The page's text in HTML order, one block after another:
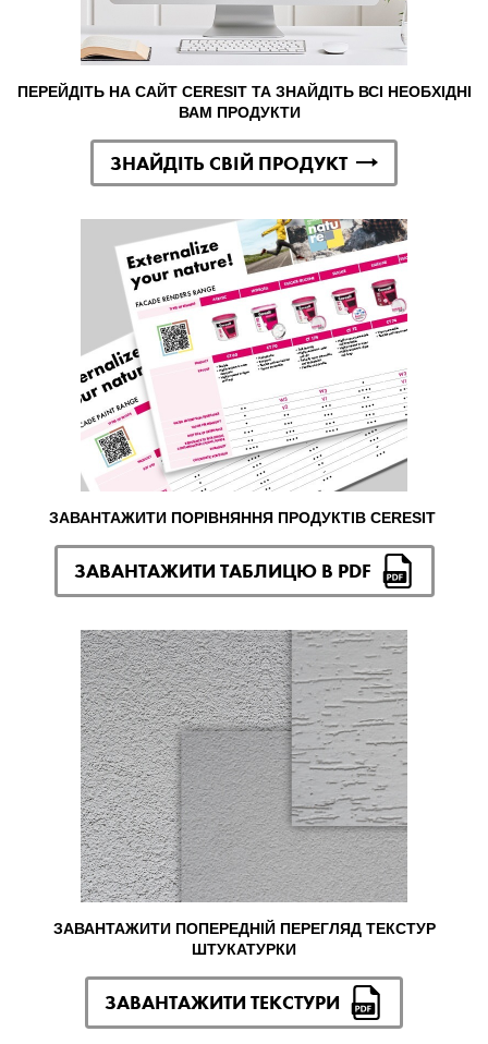
ПЕРЕЙДІТЬ НА САЙТ CERESIT ТА ЗНАЙДІТЬ ВСІ НЕОБХІДНІ
ВАМ ПРОДУКТИ
ЗНАЙДІТЬ СВІЙ ПРОДУКТ
ЗАВАНТАЖИТИ ПОРІВНЯННЯ ПРОДУКТІВ CERESIT
ЗАВАНТАЖИТИ ТАБЛИЦЮ В PDF
ЗАВАНТАЖИТИ ПОПЕРЕДНІЙ ПЕРЕГЛЯД ТЕКСТУР
ШТУКАТУРКИ
ЗАВАНТАЖИТИ ТЕКСТУРИ